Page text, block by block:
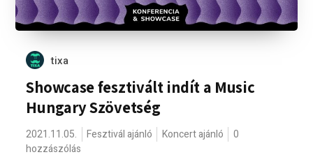
tixa
Showcase fesztivált indít a Music
Hungary Szövetség
2021.11.05. Fesztivál ajánló Koncert ajánló
0
hozzászólás